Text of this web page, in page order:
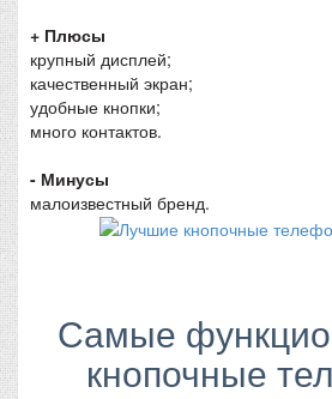
+ Плюсы
крупный дисплей;
качественный экран;
удобные кнопки;
много контактов.
- Минусы
малоизвестный бренд.
Самые
кнопочные